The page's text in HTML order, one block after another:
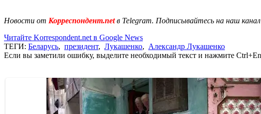
Новости от Корреспондент.netв Telegram. Подписывайтесь на наш канал
Читайте Korrespondent.net в Google News
ТЕГИ: Беларусь, президент, Лукашенко, Александр Лукашенко
Если вы заметили ошибку, выделите необходимый текст и нажмите